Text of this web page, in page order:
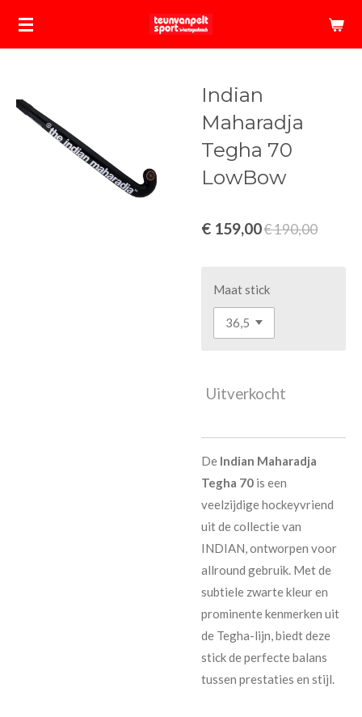
Ga
hoofdinhoud
Indian
Maharadja
Tegha 70
LowBow
€ 159,00€ 190,00
Maat stick
Uitverkocht
De Indian Maharadja
Tegha 70 is een
veelzijdige hockeyvriend
uit de collectie van
INDIAN, ontworpen voor
allround gebruik. Met de
subtiele zwarte kleur en
prominente kenmerken uit
de Tegha-lijn, biedt deze
stick de perfecte balans
tussen prestaties en stijl.